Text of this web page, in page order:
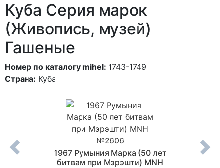
Куба Серия марок
(Живопись, музей)
Гашеные
Номер по каталогу mihel: 1743-1749
Страна: Куба
1967 Румыния Марка (50 лет
битвам при Мэрэшти) MNH